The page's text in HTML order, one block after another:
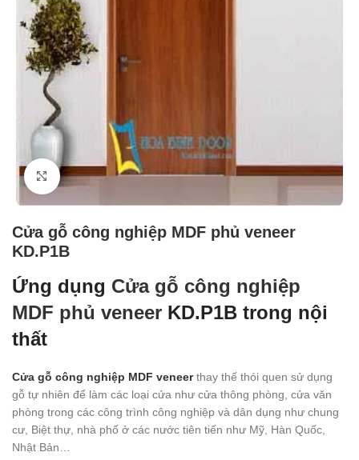
Click to enlarge
Cửa gỗ công nghiệp MDF phủ veneer
KD.P1B
Ứng dụng Cửa gỗ công nghiệp
MDF phủ veneer KD.P1B trong nội
thất
Cửa gỗ công nghiệp MDF veneerthay thế thói quen sử dụng
gỗ tự nhiên để làm các loại cửa như cửa thông phòng, cửa văn
phòng trong các công trình công nghiệp và dân dụng như chung
cư, Biệt thự, nhà phố ở các nước tiên tiến như Mỹ, Hàn Quốc,
Nhật Bản…